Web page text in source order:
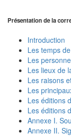
Présentation de la
Introduction
Les temps
Les
Les lieux de
Les raisons
Les
Les éditions
Les éditions
Annexe I.
Annexe II.